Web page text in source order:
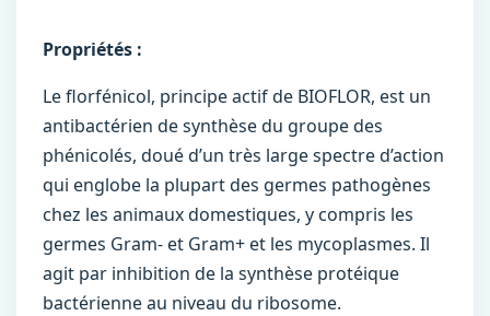
Propriétés :
Le florfénicol, principe actif de BIOFLOR, est un
antibactérien de synthèse du groupe des
phénicolés, doué d’un très large spectre d’action
qui englobe la plupart des germes pathogènes
chez les animaux domestiques, y compris les
germes Gram- et Gram+ et les mycoplasmes. Il
agit par inhibition de la synthèse protéique
bactérienne au niveau du ribosome.